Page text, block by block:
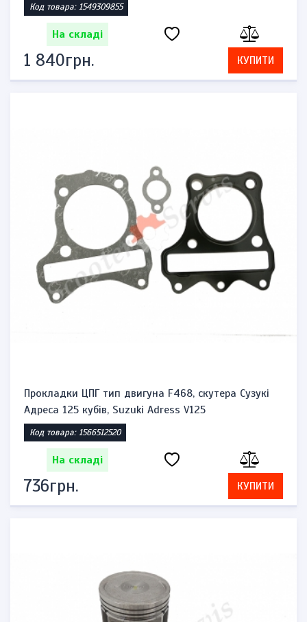
Код товара: 1549309855
На складі
1 840грн. КУПИТИ
Прокладки ЦПГ тип двигуна F468, скутера Сузукі
Адреса 125 кубів, Suzuki Adress V125
Код товара: 1566512520
На складі
736грн. КУПИТИ